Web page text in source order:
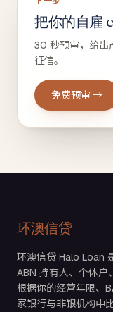
把你的自雇
30 秒预审，给出
征信。
免费预审 →
环澳信贷
环澳信贷 Halo Loan
ABN 持有人、个体户
根据你的经营年限、
家银行与非银机构中